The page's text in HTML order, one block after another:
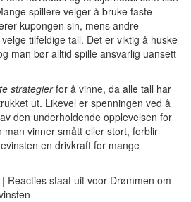
spillere velger å bruke faste
kupongen sin, mens andre
tilfeldige tall. Det er viktig å huske
man bør alltid spille ansvarlig uansett
strategierfor å vinne, da alle tall har
ut. Likevel er spenningen ved å
den underholdende opplevelsen for
man vinner smått eller stort, forblir
en drivkraft for mange
| Reacties staat uit voor Drømmen om